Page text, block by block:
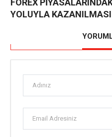
FOREX
YOLUYLA